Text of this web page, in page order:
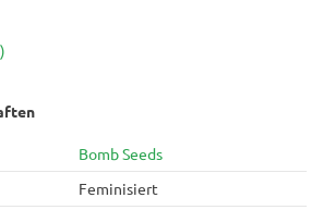
Stämmen mit „medizinischer
Bomb Seeds
Feminisiert